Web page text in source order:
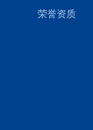
荣誉资质